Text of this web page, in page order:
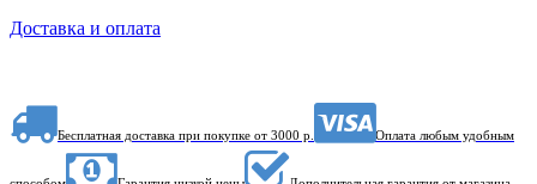
Доставка и оплата
Бесплатная доставка при покупке от 3000 р. Оплата любым удобным